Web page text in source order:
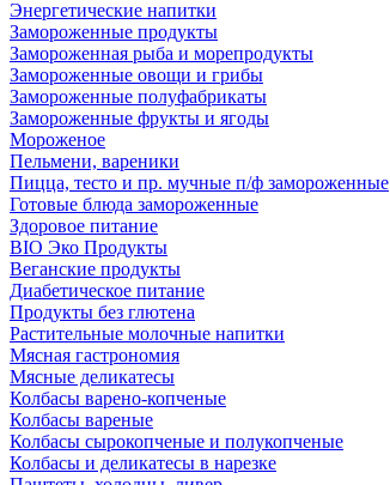
Энергетические напитки
Замороженные продукты
Замороженная рыба и морепродукты
Замороженные овощи и грибы
Замороженные полуфабрикаты
Замороженные фрукты и ягоды
Мороженое
Пельмени, вареники
Пицца, тесто и пр. мучные п/ф замороженные
Готовые блюда замороженные
Здоровое питание
BIO Эко Продукты
Веганские продукты
Диабетическое питание
Продукты без глютена
Растительные молочные напитки
Мясная гастрономия
Мясные деликатесы
Колбасы варено-копченые
Колбасы вареные
Колбасы сырокопченые и полукопченые
Колбасы и деликатесы в нарезке